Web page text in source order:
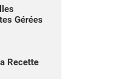
Gérées
Recette